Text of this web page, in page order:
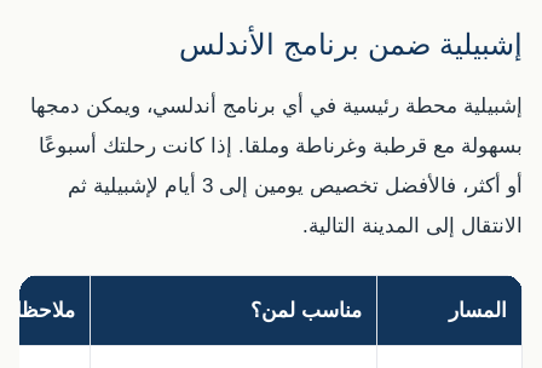
إشبيلية ضمن برنامج الأندلس
إشبيلية محطة رئيسية في أي برنامج أندلسي، ويمكن دمجها
بسهولة مع قرطبة وغرناطة وملقا. إذا كانت رحلتك أسبوعًا
أو أكثر، فالأفضل تخصيص يومين إلى 3 أيام لإشبيلية ثم
الانتقال إلى المدينة التالية.
المسار مناسب لمن؟